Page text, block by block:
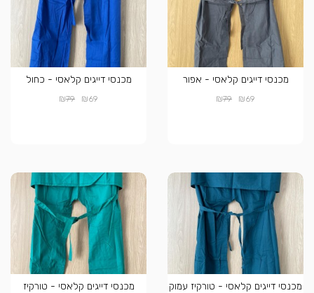
מכנסי דייגים קלאסי - אפור
₪69
₪79
מכנסי דייגים קלאסי - כחול
₪69
₪79
מכנסי דייגים קלאסי - טורקיז עמוק מכנסי דייגים קלאסי - טורקיז